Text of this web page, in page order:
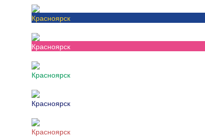
Красноярск
Красноярск
Красноярск
Красноярск
Красноярск